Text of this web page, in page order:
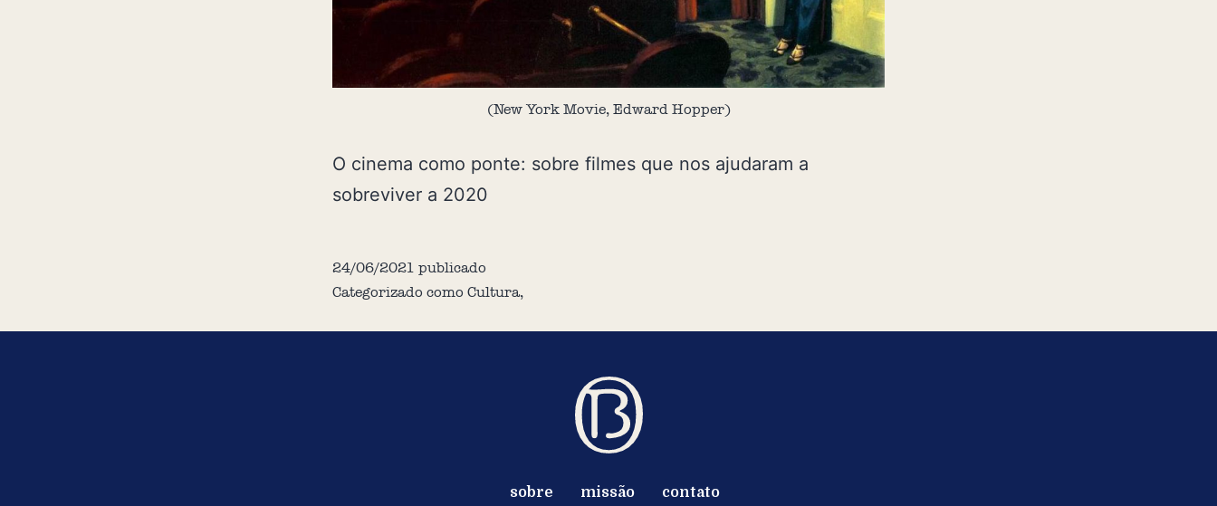
(New York Movie, Edward Hopper)
O cinema como ponte: sobre filmes que nos ajudaram a
sobreviver a 2020
24/06/2021 publicado
Categorizado como Cultura,
sobre missão contato